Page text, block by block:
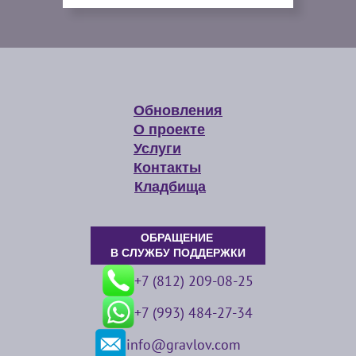
Обновления
О проекте
Услуги
Контакты
Кладбища
ОБРАЩЕНИЕ
В СЛУЖБУ ПОДДЕРЖКИ
+7 (812) 209-08-25
+7 (993) 484-27-34
info@gravlov.com